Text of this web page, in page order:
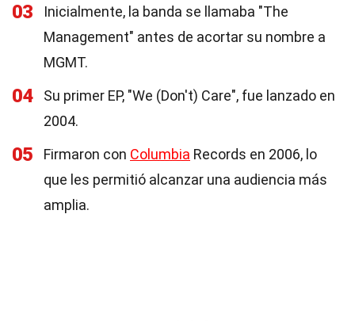
03
Inicialmente, la banda se llamaba "The
Management" antes de acortar su nombre a
MGMT.
04
Su primer EP, "We (Don't) Care", fue lanzado en
2004.
05 Firmaron con Columbia Records en 2006, lo
que les permitió alcanzar una audiencia más
amplia.